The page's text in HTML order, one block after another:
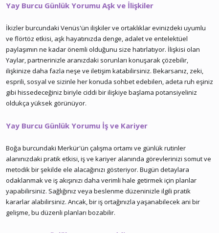
Yay Burcu Günlük Yorumu Aşk ve İlişkiler
İkizler burcundaki Venüs'ün ilişkiler ve ortaklıklar evinizdeki uyumlu
ve flörtöz etkisi, aşk hayatınızda denge, adalet ve entelektüel
paylaşımın ne kadar önemli olduğunu size hatırlatıyor. İlişkisi olan
Yaylar, partnerinizle aranızdaki sorunları konuşarak çözebilir,
ilişkinize daha fazla neşe ve iletişim katabilirsiniz. Bekarsanız, zeki,
esprili, sosyal ve sizinle her konuda sohbet edebilen, adeta ruh eşiniz
gibi hissedeceğiniz biriyle ciddi bir ilişkiye başlama potansiyeliniz
oldukça yüksek görünüyor.
Yay Burcu Günlük Yorumu İş ve Kariyer
Boğa burcundaki Merkür'ün çalışma ortamı ve günlük rutinler
alanınızdaki pratik etkisi, iş ve kariyer alanında görevlerinizi somut ve
metodik bir şekilde ele alacağınızı gösteriyor. Bugün detaylara
odaklanmak ve iş akışınızı daha verimli hale getirmek için planlar
yapabilirsiniz. Sağlığınız veya beslenme düzeninizle ilgili pratik
kararlar alabilirsiniz. Ancak, bir iş ortağınızla yaşanabilecek ani bir
gelişme, bu düzenli planları bozabilir.